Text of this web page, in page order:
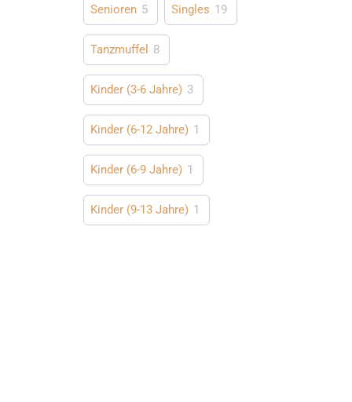
Senioren 5 Singles 19
Tanzmuffel 8
Kinder (3-6 Jahre) 3
Kinder (6-12 Jahre) 1
Kinder (6-9 Jahre) 1
Kinder (9-13 Jahre) 1